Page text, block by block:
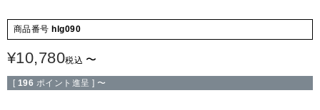
商品番号 hlg090
¥10,780税込 〜
[ 196 ポイント進呈 ] 〜